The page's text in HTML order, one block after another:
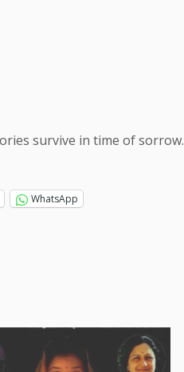
survive in time of sorrow.
WhatsApp